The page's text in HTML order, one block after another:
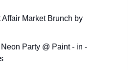
Affair Market Brunch by
Party @ Paint - in -